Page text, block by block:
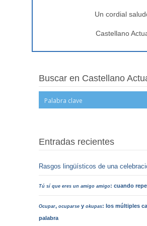
Un cordial
Castellano
Buscar en Castellano
Entradas recientes
Rasgos lingüísticos de una
Tú sí que eres un amigo amigo: cuando
Ocupar,ocuparse yokupas: los múltiples
palabra